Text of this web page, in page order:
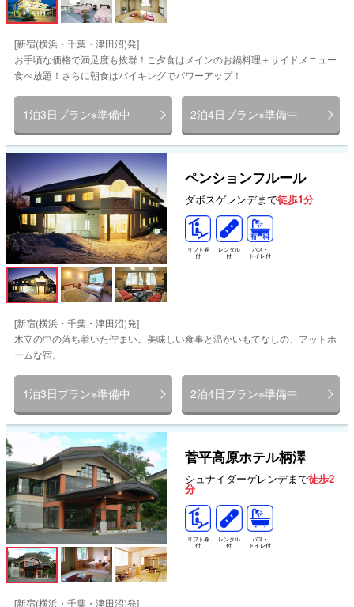
[新宿(横浜・千葉・津田沼)発]
お手頃な価格で満足度も抜群！ご夕食はメインのお鍋料理＋サイドメニュー
食べ放題！さらに朝食はバイキングでパワーアップ！
1泊3日プラン※準備中 2泊4日プラン※準備中
ペンションフルール
ダボスゲレンデまで徒歩1分
リフト券
付
レンタル
付
バス・
トイレ付
[新宿(横浜・千葉・津田沼)発]
木立の中の落ち着いた佇まい。美味しい食事と温かいもてなしの、アットホ
ームな宿。
1泊3日プラン※準備中 2泊4日プラン※準備中
菅平高原ホテル柄澤
シュナイダーゲレンデまで徒歩2
分
リフト券
付
レンタル
付
バス・
トイレ付
[新宿(横浜・千葉・津田沼)発]